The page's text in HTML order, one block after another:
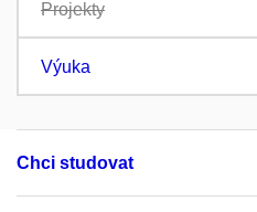
Projekty
Výuka
Chci studovat